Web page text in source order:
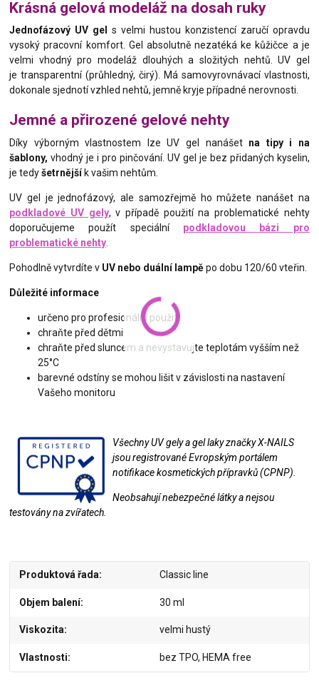
Krásná gelová modeláž na dosah ruky
Jednofázový UV gel
s velmi hustou konzistencí zaručí opravdu
vysoký pracovní komfort. Gel absolutně nezatéká ke kůžičce a je
velmi vhodný pro modeláž dlouhých a složitých nehtů. UV gel
je transparentní (průhledný, čirý). Má samovyrovnávací vlastnosti,
dokonale sjednotí vzhled nehtů, jemně kryje případné nerovnosti.
Jemné a přirozené gelové nehty
Díky výborným vlastnostem lze UV gel nanášet na tipy i na
šablony,vhodný je i pro pinčování. UV gel je bez přidaných kyselin,
je tedyšetrnějšík vašim nehtům.
UV gel je jednofázový, ale samozřejmě ho můžete nanášet na
podkladové UV gely, v případě použití na problematické nehty
doporučujeme použít speciální podkladovou bázi pro
problematické nehty
Pohodlně vytvrdíte v UV nebo duální lampěpo dobu 120/60 vteřin.
Důležité informace
určeno pro profesionální použití
chraňte před dětmi
chraňte před sluncem a nevystavujte teplotám vyšším než
25°C
barevné odstíny se mohou lišit v závislosti na nastavení
Vašeho monitoru
Všechny UV gely a gel laky značky X-NAILS
jsou registrované Evropským portálem
notifikace kosmetických přípravků (CPNP).
Neobsahují nebezpečné látky a nejsou
testovány na zvířatech.
Produktová řada Classic line
Objem balení 30 ml
Viskozita velmi hustý
Vlastnosti bez TPO, HEMA free